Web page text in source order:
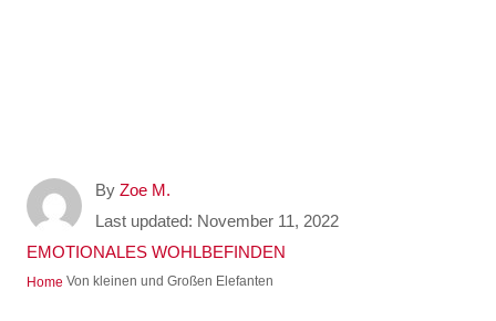
By A
u
o
Zoe M.
P
o
Last updated: November 11, 2022
C
a
EMOTIONALES WOHLBEFINDEN
Home Von kleinen und Großen Elefanten